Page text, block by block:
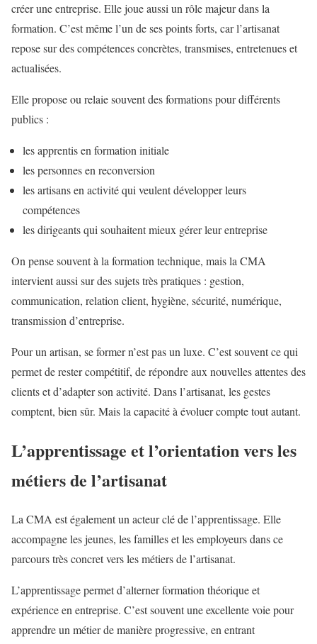
créer une entreprise. Elle joue aussi un rôle majeur dans la
formation. C’est même l’un de ses points forts, car l’artisanat
repose sur des compétences concrètes, transmises, entretenues et
actualisées.
Elle propose ou relaie souvent des formations pour différents
publics :
les apprentis en formation initiale
les personnes en reconversion
les artisans en activité qui veulent développer leurs
compétences
les dirigeants qui souhaitent mieux gérer leur entreprise
On pense souvent à la formation technique, mais la CMA
intervient aussi sur des sujets très pratiques : gestion,
communication, relation client, hygiène, sécurité, numérique,
transmission d’entreprise.
Pour un artisan, se former n’est pas un luxe. C’est souvent ce qui
permet de rester compétitif, de répondre aux nouvelles attentes des
clients et d’adapter son activité. Dans l’artisanat, les gestes
comptent, bien sûr. Mais la capacité à évoluer compte tout autant.
L’apprentissage et l’orientation vers les
métiers de l’artisanat
La CMA est également un acteur clé de l’apprentissage. Elle
accompagne les jeunes, les familles et les employeurs dans ce
parcours très concret vers les métiers de l’artisanat.
L’apprentissage permet d’alterner formation théorique et
expérience en entreprise. C’est souvent une excellente voie pour
apprendre un métier de manière progressive, en entrant